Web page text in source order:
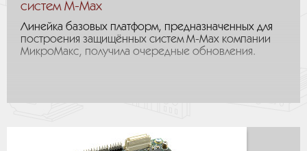
систем M-Max
Линейка базовых платформ, предназначенных для
построения защищённых систем M-Max компании
МикроМакс, получила очередные обновления.